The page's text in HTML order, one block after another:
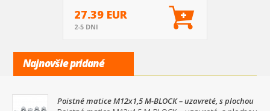
27.39 EUR
2-5 DNI
Najnovšie pridané
Poistné matice M12x1,5 M-BLOCK – uzavreté, s plochou